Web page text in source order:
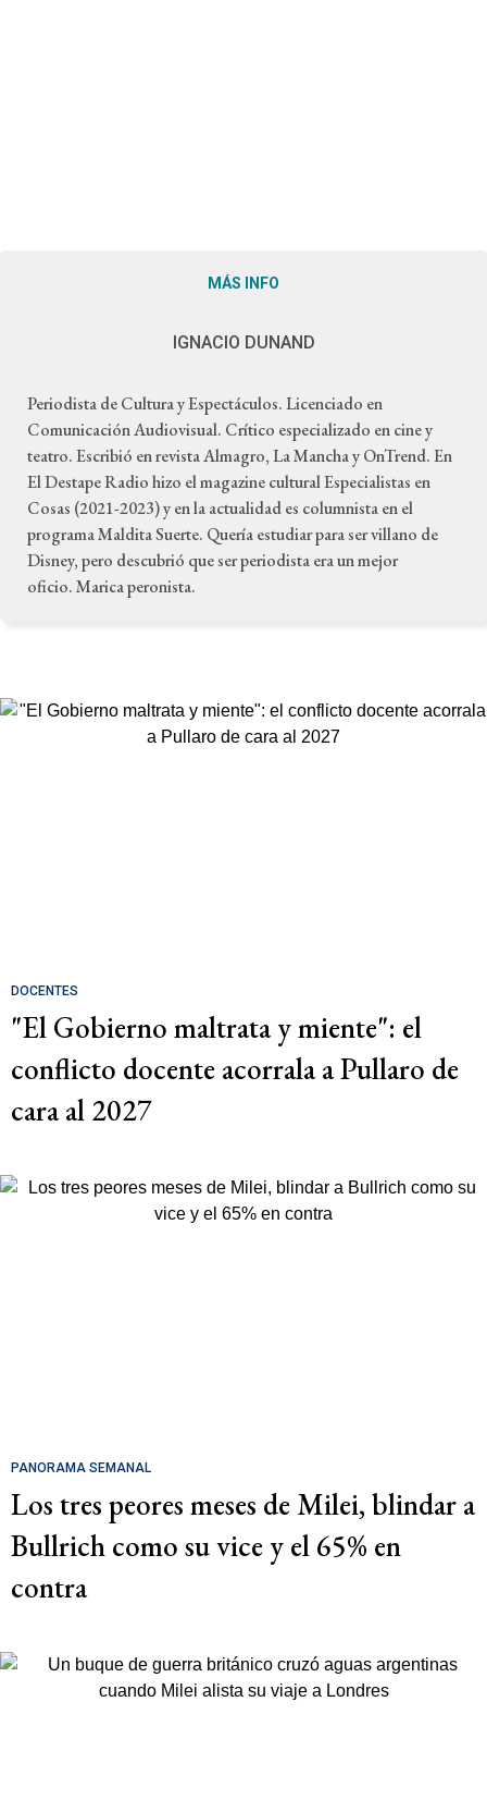
MÁS INFO
IGNACIO DUNAND
Periodista de Cultura y Espectáculos. Licenciado en
Comunicación Audiovisual. Crítico especializado en cine y
teatro. Escribió en revista Almagro, La Mancha y OnTrend. En
El Destape Radio hizo el magazine cultural Especialistas en
Cosas (2021-2023) y en la actualidad es columnista en el
programa Maldita Suerte. Quería estudiar para ser villano de
Disney, pero descubrió que ser periodista era un mejor
oficio. Marica peronista.
DOCENTES
"El Gobierno maltrata y miente": el
conflicto docente acorrala a Pullaro de
cara al 2027
PANORAMA SEMANAL
Los tres peores meses de Milei, blindar a
Bullrich como su vice y el 65% en
contra